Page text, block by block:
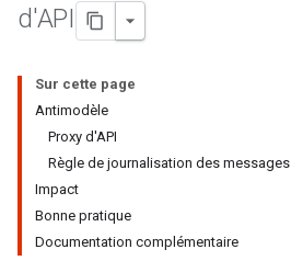
d'API
Sur cette page
Antimodèle
Proxy d'API
Règle de journalisation des messages
Impact
Bonne pratique
Documentation complémentaire